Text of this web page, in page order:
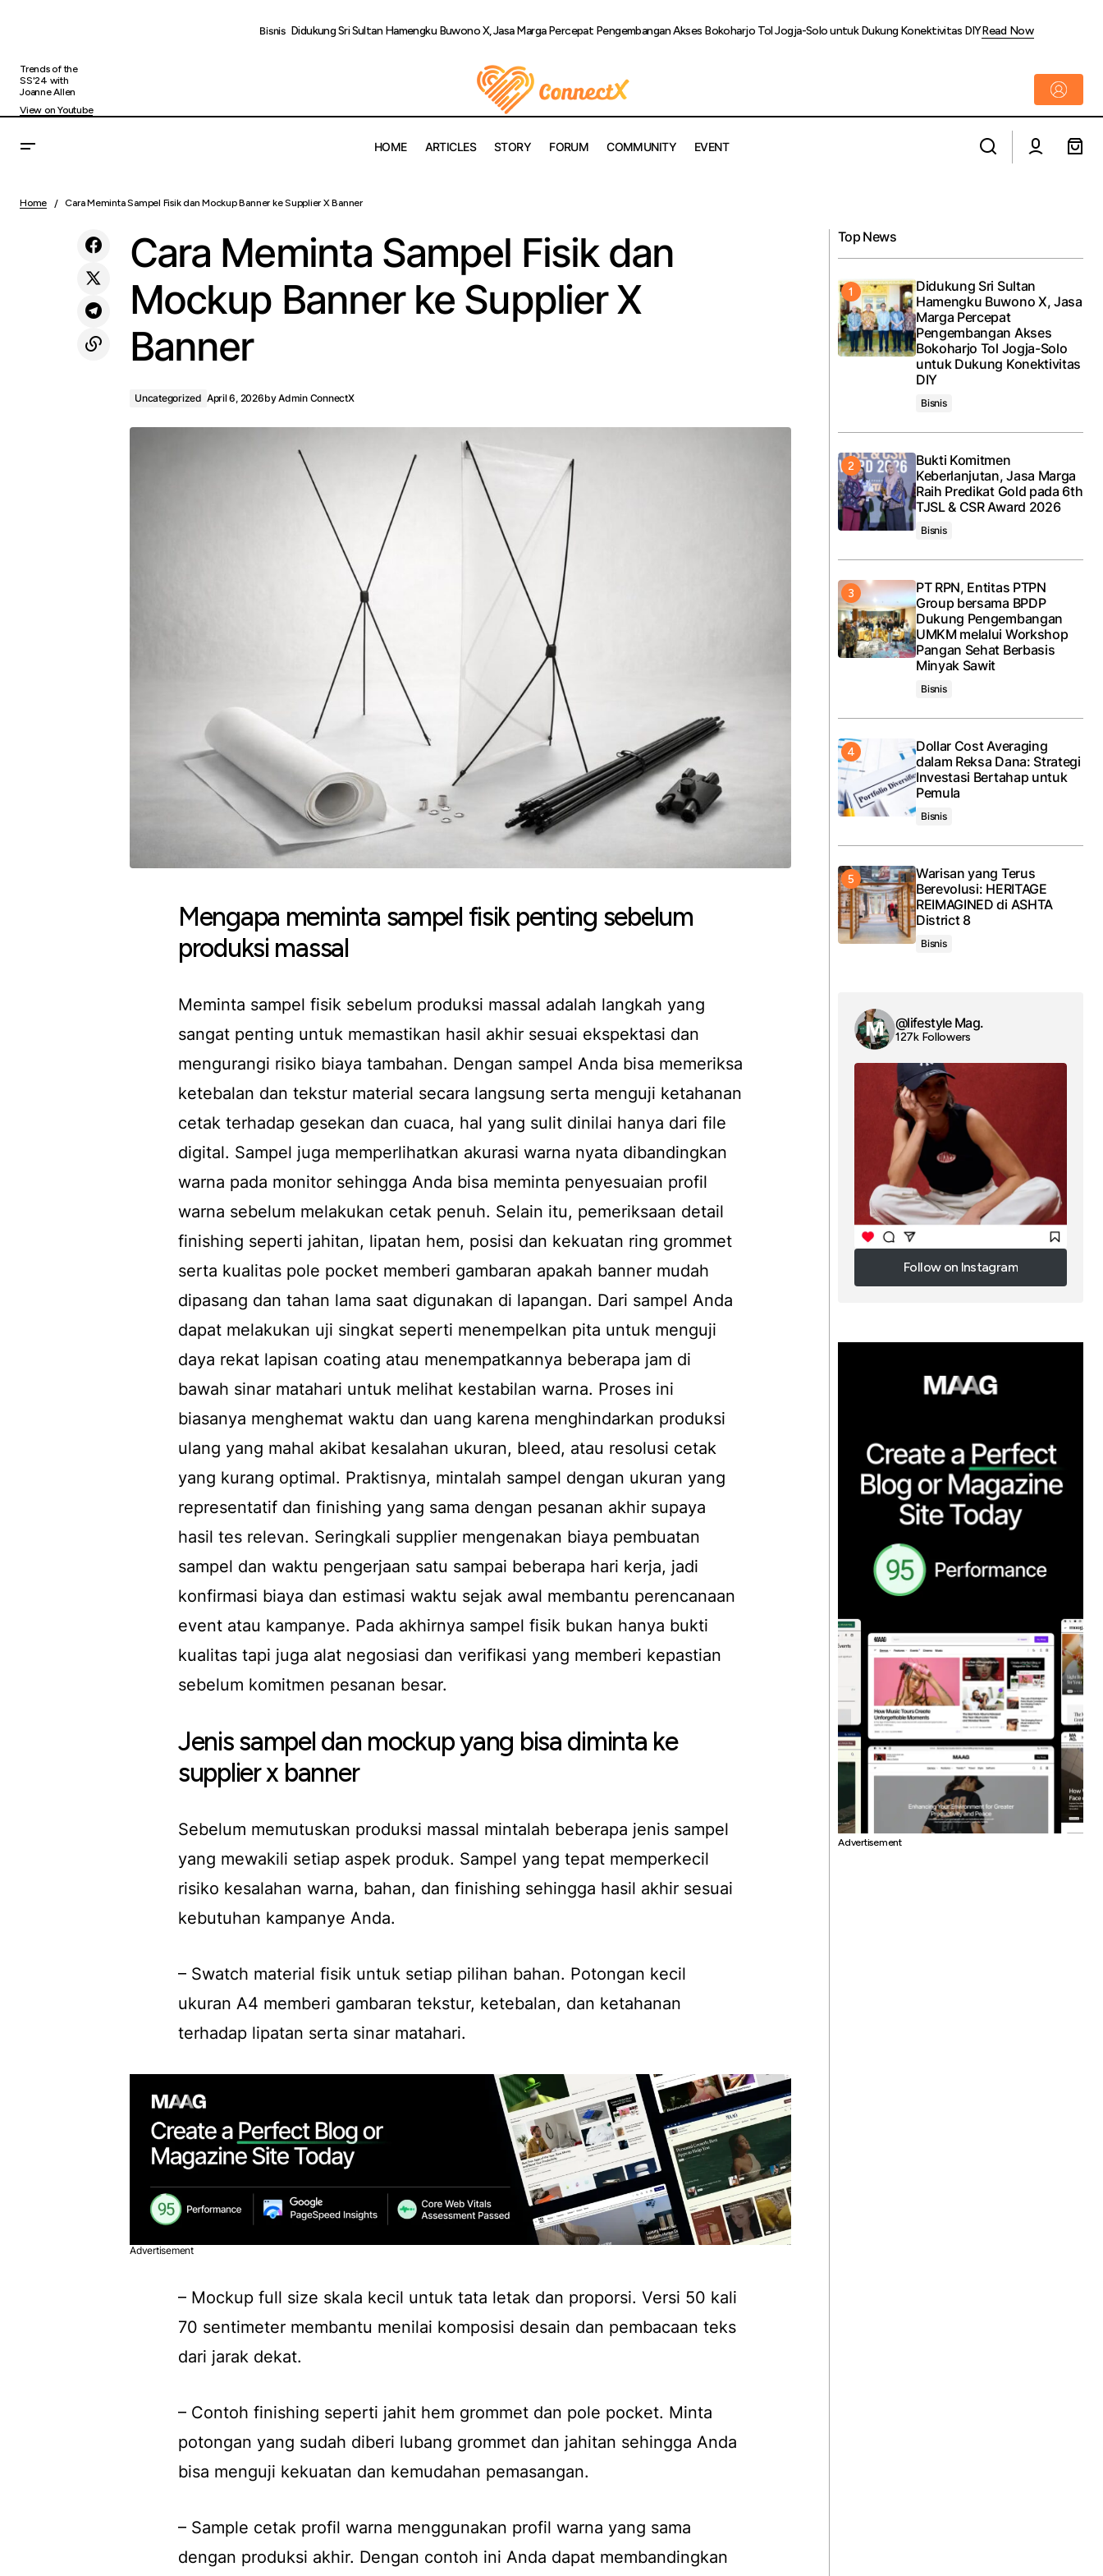
Bisnis Didukung Sri Sultan Hamengku Buwono X, Jasa Marga Percepat Pengembangan Akses Bokoharjo Tol Jogja-Solo untuk Dukung Konektivitas DIYRead Now
Trends of the
SS'24 with
Joanne Allen
View on Youtube
HOME ARTICLES STORY FORUM COMMUNITY EVENT
Suku Bunga Jadi Penekan
Uncategorized
Home Cara Meminta Sampel Fisik dan Mockup Banner ke Supplier X Banner
Cara Meminta Sampel Fisik dan
Mockup Banner ke Supplier X
Banner
Uncategorized April 6, 2026byAdmin ConnectX
Mengapa meminta sampel fisik penting sebelum
produksi massal
Meminta sampel fisik sebelum produksi massal adalah langkah yang
sangat penting untuk memastikan hasil akhir sesuai ekspektasi dan
mengurangi risiko biaya tambahan. Dengan sampel Anda bisa memeriksa
ketebalan dan tekstur material secara langsung serta menguji ketahanan
cetak terhadap gesekan dan cuaca, hal yang sulit dinilai hanya dari file
digital. Sampel juga memperlihatkan akurasi warna nyata dibandingkan
warna pada monitor sehingga Anda bisa meminta penyesuaian profil
warna sebelum melakukan cetak penuh. Selain itu, pemeriksaan detail
finishing seperti jahitan, lipatan hem, posisi dan kekuatan ring grommet
serta kualitas pole pocket memberi gambaran apakah banner mudah
dipasang dan tahan lama saat digunakan di lapangan. Dari sampel Anda
dapat melakukan uji singkat seperti menempelkan pita untuk menguji
daya rekat lapisan coating atau menempatkannya beberapa jam di
bawah sinar matahari untuk melihat kestabilan warna. Proses ini
biasanya menghemat waktu dan uang karena menghindarkan produksi
ulang yang mahal akibat kesalahan ukuran, bleed, atau resolusi cetak
yang kurang optimal. Praktisnya, mintalah sampel dengan ukuran yang
representatif dan finishing yang sama dengan pesanan akhir supaya
hasil tes relevan. Seringkali supplier mengenakan biaya pembuatan
sampel dan waktu pengerjaan satu sampai beberapa hari kerja, jadi
konfirmasi biaya dan estimasi waktu sejak awal membantu perencanaan
event atau kampanye. Pada akhirnya sampel fisik bukan hanya bukti
kualitas tapi juga alat negosiasi dan verifikasi yang memberi kepastian
sebelum komitmen pesanan besar.
Jenis sampel dan mockup yang bisa diminta ke
supplier x banner
Sebelum memutuskan produksi massal mintalah beberapa jenis sampel
yang mewakili setiap aspek produk. Sampel yang tepat memperkecil
risiko kesalahan warna, bahan, dan finishing sehingga hasil akhir sesuai
kebutuhan kampanye Anda.
– Swatch material fisik untuk setiap pilihan bahan. Potongan kecil
ukuran A4 memberi gambaran tekstur, ketebalan, dan ketahanan
terhadap lipatan serta sinar matahari.
Advertisement
– Mockup full size skala kecil untuk tata letak dan proporsi. Versi 50 kali
70 sentimeter membantu menilai komposisi desain dan pembacaan teks
dari jarak dekat.
– Contoh finishing seperti jahit hem grommet dan pole pocket. Minta
potongan yang sudah diberi lubang grommet dan jahitan sehingga Anda
bisa menguji kekuatan dan kemudahan pemasangan.
– Sample cetak profil warna menggunakan profil warna yang sama
dengan produksi akhir. Dengan contoh ini Anda dapat membandingkan
Top News
Didukung Sri Sultan
Hamengku Buwono X, Jasa
Marga Percepat
Pengembangan Akses
Bokoharjo Tol Jogja-Solo
untuk Dukung Konektivitas
DIY
Bisnis
Bukti Komitmen
Keberlanjutan, Jasa Marga
Raih Predikat Gold pada 6th
TJSL & CSR Award 2026
Bisnis
PT RPN, Entitas PTPN
Group bersama BPDP
Dukung Pengembangan
UMKM melalui Workshop
Pangan Sehat Berbasis
Minyak Sawit
Bisnis
Dollar Cost Averaging
dalam Reksa Dana: Strategi
Investasi Bertahap untuk
Pemula
Bisnis
Warisan yang Terus
Berevolusi: HERITAGE
REIMAGINED di ASHTA
District 8
Bisnis
@lifestyle Mag.
127k Followers
Follow on Instagram
Follow on Instagram
Advertisement